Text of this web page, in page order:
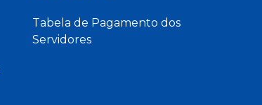
Tabela de Pagamento dos
Servidores